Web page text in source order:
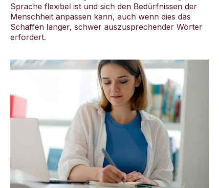
Sprache flexibel ist und sich den Bedürfnissen der
Menschheit anpassen kann, auch wenn dies das
Schaffen langer, schwer auszusprechender Wörter
erfordert.